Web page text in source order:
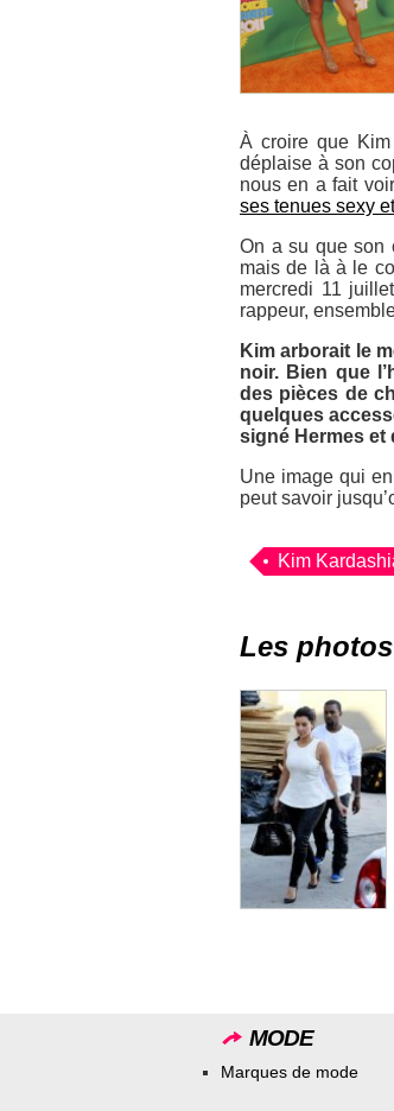
À croire que Kim
déplaise à son
nous en a fait
ses tenues sexy
On a su que son
mais de là à le
mercredi 11
rappeur,
Kim arborait le
noir. Bien que
des pièces de
quelques
signé Hermes et
Une image qui
peut savoir
Kim
Les
MODE
Marques de mode